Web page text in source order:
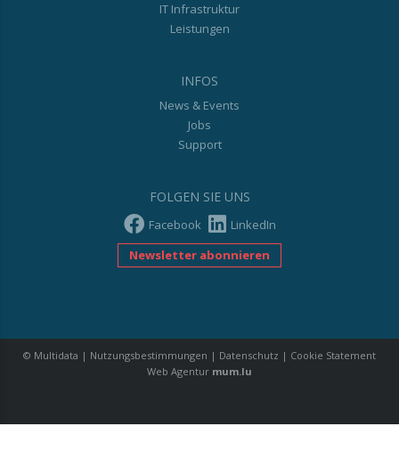
IT Infrastruktur
Leistungen
INFOS
News & Events
Jobs
Support
FOLGEN SIE UNS
Facebook
LinkedIn
Newsletter abonnieren
© Multidata | Nutzungsbestimmungen | Datenschutz | Cookie Statement
Web Agentur mum.lu